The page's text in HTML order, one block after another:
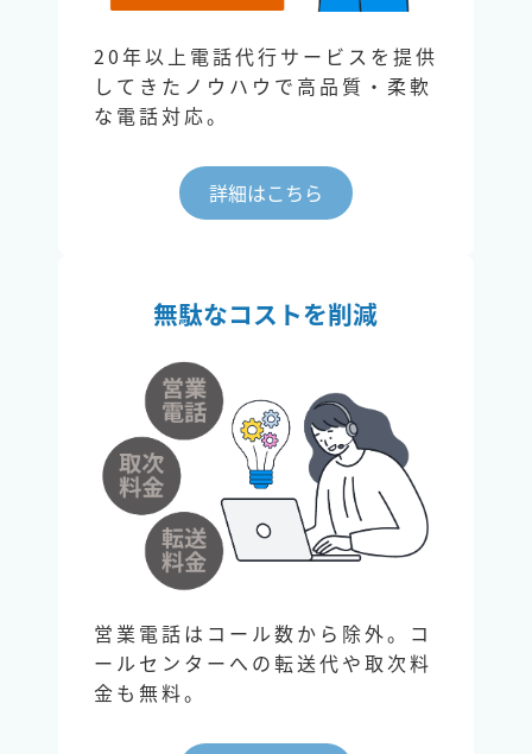
20年以上電話代行サービスを提供
してきたノウハウで高品質・柔軟
な電話対応。
詳細はこちら
無駄なコストを削減
営業電話はコール数から除外。コ
ールセンターへの転送代や取次料
金も無料。